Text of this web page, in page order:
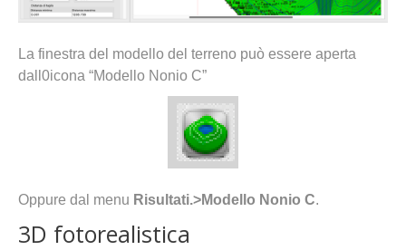
La finestra del modello del terreno può essere aperta
dall0icona “Modello Nonio C”
Oppure dal menu Risultati.>Modello Nonio C.
3D fotorealistica